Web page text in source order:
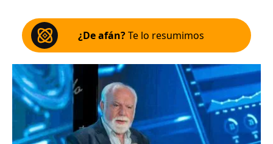
¿De afán?Te lo resumimos